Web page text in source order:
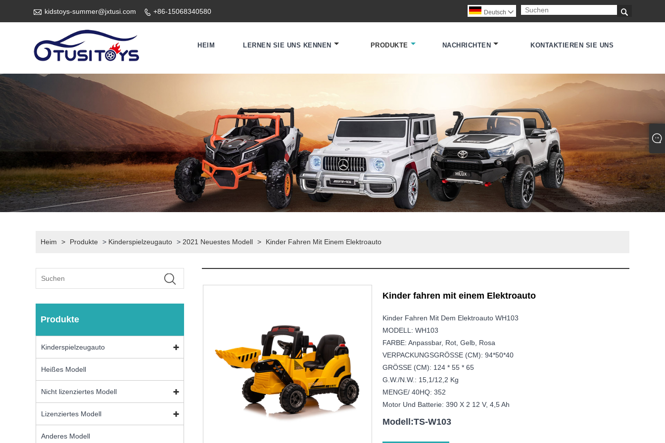
 kidstoys-summer@jxtusi.com  +86-15068340580 
Deutsch 
HEIM LERNEN SIE UNS KENNEN PRODUKTE NACHRICHTEN KONTAKTIEREN SIE UNS
Heim > Produkte > Kinderspielzeugauto > 2021 Neuestes Modell > Kinder Fahren Mit Einem Elektroauto
Produkte
Kinderspielzeugauto
Heißes Modell
Nicht lizenziertes Modell
Lizenziertes Modell
Anderes Modell
Kinder fahren mit einem Elektroauto
Kinder Fahren Mit Dem Elektroauto WH103
MODELL: WH103
FARBE: Anpassbar, Rot, Gelb, Rosa
VERPACKUNGSGRÖSSE (CM): 94*50*40
GRÖSSE (CM): 124 * 55 * 65
G.W./N.W.: 15,1/12,2 Kg
MENGE/ 40HQ: 352
Motor Und Batterie: 390 X 2 12 V, 4,5 Ah
Modell:TS-W103